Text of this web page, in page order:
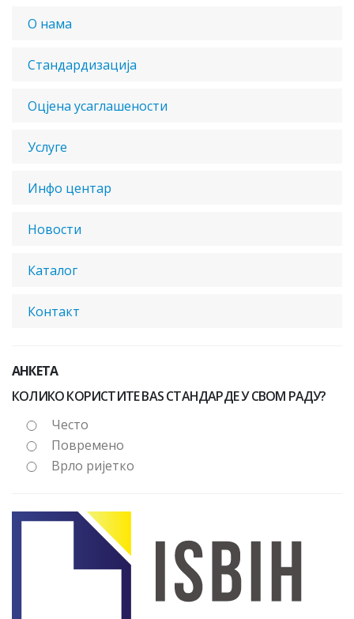
О нама
Стандардизација
Оцјена усаглашености
Услуге
Инфо центар
Новости
Каталог
Контакт
АНКЕТА
КОЛИКО КОРИСТИТЕ BAS СТАНДАРДЕ У СВОМ РАДУ?
Често
Повремено
Врло ријетко